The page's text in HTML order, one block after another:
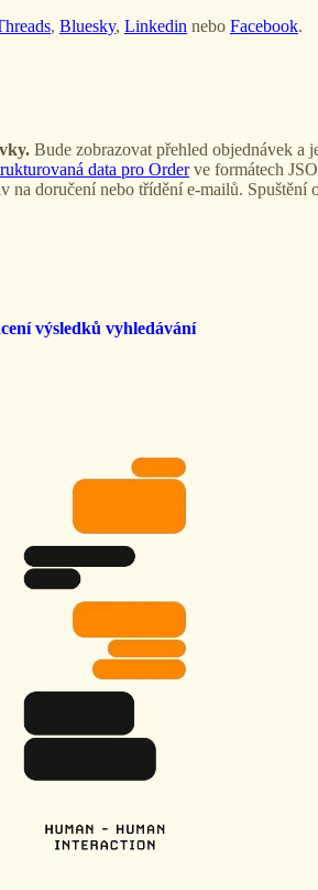
, Bluesky, Linkedin nebo Facebook.
Bude zobrazovat přehled objednávek a
data pro Orderve formátech
doručení nebo třídění e-mailů. Spuštění
výsledků vyhledávání